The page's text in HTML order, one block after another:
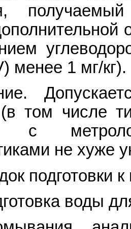
менее 1 мг/кг).
том числе
с
не хуже
подготовки
воды